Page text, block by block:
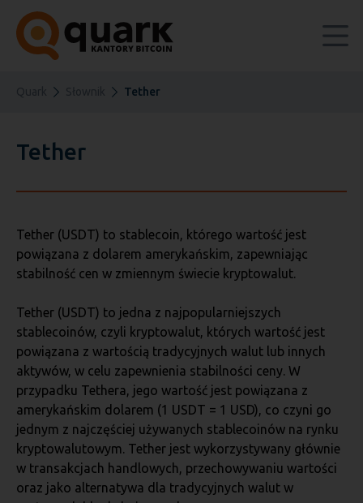
Tether
Tether
Tether (USDT) to stablecoin, którego wartość jest
powiązana z dolarem amerykańskim, zapewniając
stabilność cen w zmiennym świecie kryptowalut.
Tether (USDT) to jedna z najpopularniejszych
stablecoinów, czyli kryptowalut, których wartość jest
powiązana z wartością tradycyjnych walut lub innych
aktywów, w celu zapewnienia stabilności ceny. W
przypadku Tethera, jego wartość jest powiązana z
amerykańskim dolarem (1 USDT = 1 USD), co czyni go
jednym z najczęściej używanych stablecoinów na rynku
kryptowalutowym. Tether jest wykorzystywany głównie
w transakcjach handlowych, przechowywaniu wartości
oraz jako alternatywa dla tradycyjnych walut w